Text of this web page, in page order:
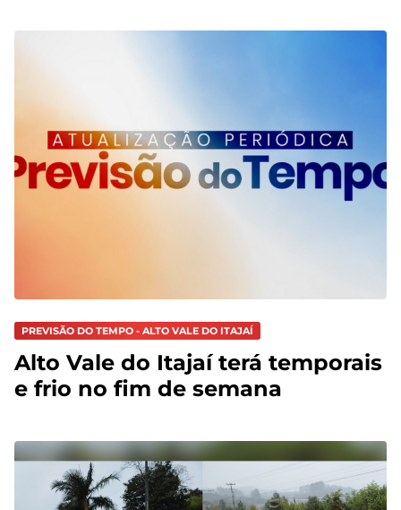
PREVISÃO DO TEMPO - ALTO VALE DO ITAJAÍ
Alto Vale do Itajaí terá temporais
e frio no fim de semana